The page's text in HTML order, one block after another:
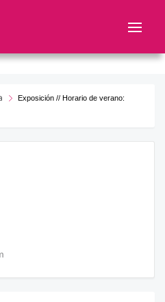
Exposición // Horario de verano: